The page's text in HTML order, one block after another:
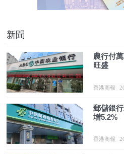
新聞
農行付
旺盛
香港商報
郵儲銀
增5.2%
香港商報